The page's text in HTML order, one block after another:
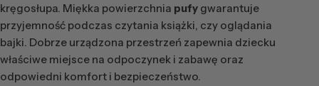
kręgosłupa. Miękka powierzchnia pufy gwarantuje
przyjemność podczas czytania książki, czy oglądania
bajki. Dobrze urządzona przestrzeń zapewnia dziecku
właściwe miejsce na odpoczynek i zabawę oraz
odpowiedni komfort i bezpieczeństwo.